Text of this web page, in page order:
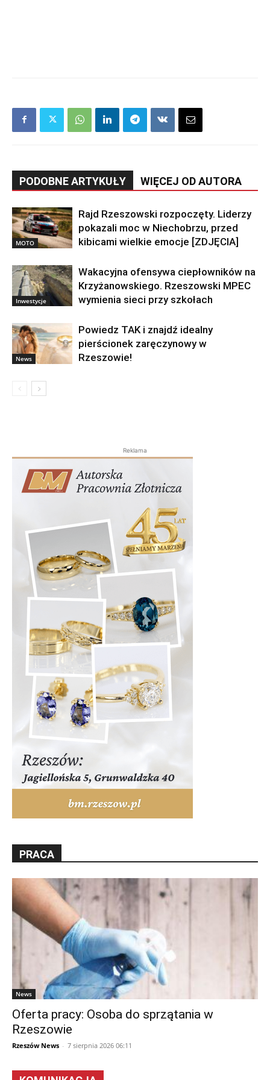
PODOBNE ARTYKUŁY WIĘCEJ OD AUTORA
MOTO
Rajd Rzeszowski rozpoczęty. Liderzy
pokazali moc w Niechobrzu, przed
kibicami wielkie emocje [ZDJĘCIA]
Inwestycje
Wakacyjna ofensywa ciepłowników na
Krzyżanowskiego. Rzeszowski MPEC
wymienia sieci przy szkołach
News
Powiedz TAK i znajdź idealny
pierścionek zaręczynowy w
Rzeszowie!
Reklama
PRACA
News
Oferta pracy: Osoba do sprzątania w
Rzeszowie
Rzeszów News - 7 sierpnia 2026 06:11